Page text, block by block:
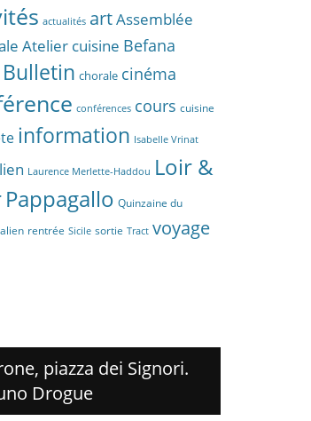
actualités artAssemblée
Atelier cuisine Befana
Bulletin chorale cinéma
conférences cours cuisine
information Isabelle Vrinat
Laurence Merlette-Haddou Loir &
Pappagallo Quinzaine du
rentrée Sicile sortie Tract voyage
piazza dei Signori.
Drogue